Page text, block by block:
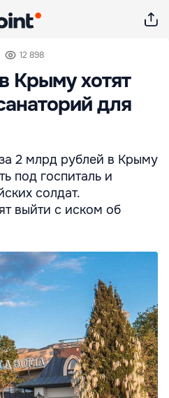
12 898
Крыму хотят
для
2 млрд рублей в Крыму
под госпиталь и
солдат.
выйти с иском об